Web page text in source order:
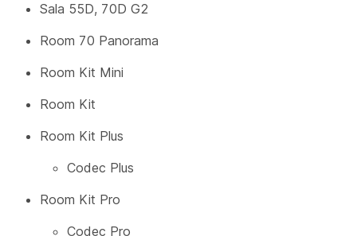
Sala 55D, 70D G2
Room 70 Panorama
Room Kit Mini
Room Kit
Room Kit Plus
Codec Plus
Room Kit Pro
Codec Pro